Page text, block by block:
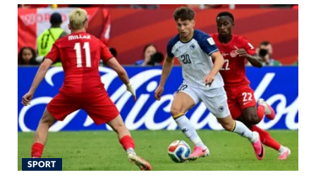
SPORT